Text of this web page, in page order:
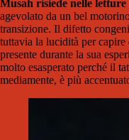
Musah risiede nelle
agevolato da un bel
transizione. Il difetto
tuttavia la lucidità per
presente durante la sua
molto esasperato perché il
mediamente, è più